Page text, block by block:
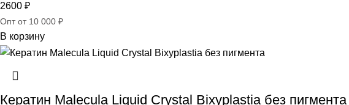
2600 ₽
Опт от 10 000 ₽
В корзину
Кератин Malecula Liquid Crystal Bixyplastia без